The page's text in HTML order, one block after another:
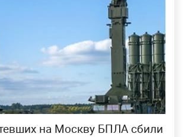
на Москву БПЛА сбили